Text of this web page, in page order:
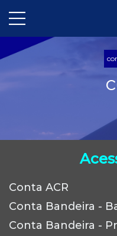
Conta ACR
Conta Bandeira -
Conta Bandeira -